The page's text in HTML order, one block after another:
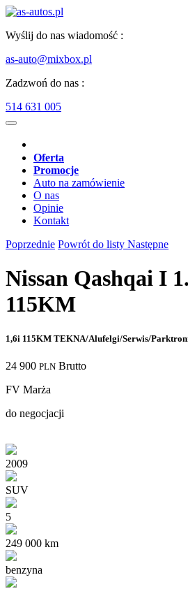
Wyślij do nas wiadomość :
as-auto@mixbox.pl
Zadzwoń do nas :
514 631 005
Oferta
Promocje
Auto na zamówienie
O nas
Opinie
Kontakt
Poprzednie Powrót do listy Następne
Nissan Qashqai I
115KM
1,6i 115KM TEKNA/Alufelgi/Serwis/
24 900 PLN Brutto
FV Marża
do negocjacji
2009
SUV
5
249 000 km
benzyna